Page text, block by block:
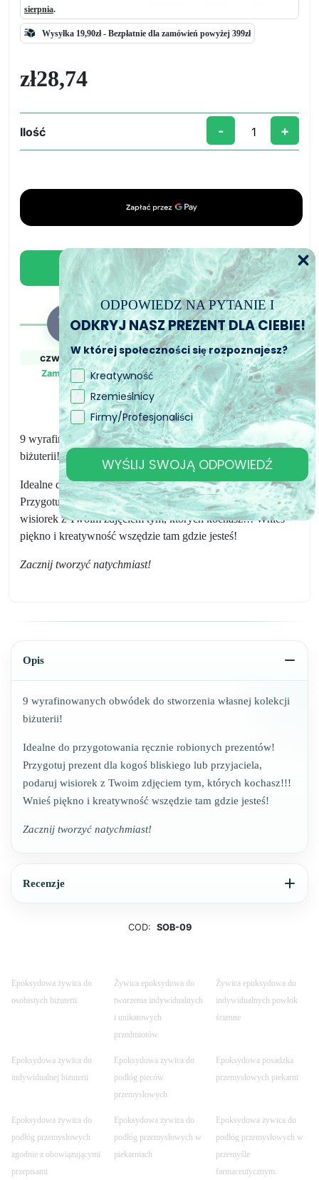
sierpnia.
Wysyłka 19,90zł - Bezpłatnie dla zamówień powyżej 399zł
zł28,74
Ilość
ilość
OBWÓDEK
DIY
- +
Dodaj do koszyka
czw., 6. sie
Zamówiony
pt., 7. sie - pon., 10.
sie
Zamówienie wysłane
pon., 10. sie - śr.,
12. sie
Przewidywany czas
dostawy
9 wyrafinowanych obwódek do stworzenia własnej kolekcji
biżuterii!
Idealne do przygotowania ręcznie robionych prezentów!
Przygotuj prezent dla kogoś bliskiego lub przyjaciela, podaruj
wisiorek z Twoim zdjęciem tym, których kochasz!!! Wnieś
piękno i kreatywność wszędzie tam gdzie jesteś!
Zacznij tworzyć natychmiast!
Opis
9 wyrafinowanych obwódek do stworzenia własnej kolekcji
biżuterii!
Idealne do przygotowania ręcznie robionych prezentów!
Przygotuj prezent dla kogoś bliskiego lub przyjaciela,
podaruj wisiorek z Twoim zdjęciem tym, których kochasz!!!
Wnieś piękno i kreatywność wszędzie tam gdzie jesteś!
Zacznij tworzyć natychmiast!
Recenzje
COD: SOB-09
Epoksydowa żywica do
osobistych biżuterii.
Żywica epoksydowa do
tworzenia indywidualnych
i unikatowych
przedmiotów.
Żywica epoksydowa do
indywidualnych powłok
ścienne
Epoksydowa żywica do
indywidualnej biżuterii
Epoksydowa żywica do
podłóg pieców
przemysłowych
Epoksydowa posadzka
przemysłowych piekarni
Epoksydowa żywica do
podłóg przemysłowych
zgodnie z obowiązującymi
przepisami
Epoksydowa żywica do
podłóg przemysłowych w
piekarniach
Epoksydowa żywica do
podłóg przemysłowych w
przemyśle
farmaceutycznym.
ODPOWIEDZ NA PYTANIE I
ODKRYJ NASZ PREZENT DLA CIEBIE!
W której społeczności się rozpoznajesz?
Kreatywność
Rzemieślnicy
Firmy/Profesjonaliści
WYŚLIJ SWOJĄ ODPOWIEDŹ